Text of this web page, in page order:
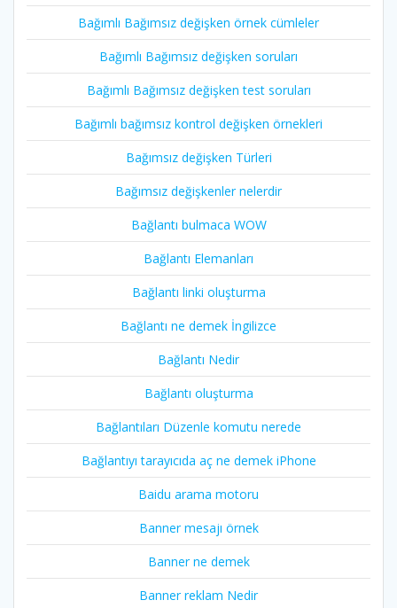
Bağımlı Bağımsız değişken örnek cümleler
Bağımlı Bağımsız değişken soruları
Bağımlı Bağımsız değişken test soruları
Bağımlı bağımsız kontrol değişken örnekleri
Bağımsız değişken Türleri
Bağımsız değişkenler nelerdir
Bağlantı bulmaca WOW
Bağlantı Elemanları
Bağlantı linki oluşturma
Bağlantı ne demek İngilizce
Bağlantı Nedir
Bağlantı oluşturma
Bağlantıları Düzenle komutu nerede
Bağlantıyı tarayıcıda aç ne demek iPhone
Baidu arama motoru
Banner mesajı örnek
Banner ne demek
Banner reklam Nedir